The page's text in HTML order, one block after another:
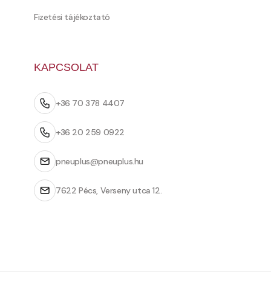
Fizetési tájékoztató
KAPCSOLAT
+36 70 378 4407
+36 20 259 0922
pneuplus@pneuplus.hu
7622 Pécs, Verseny utca 12.